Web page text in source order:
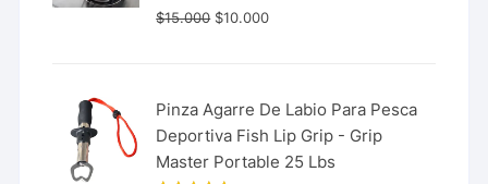
$15.000 $10.000
Pinza Agarre De Labio Para Pesca
Deportiva Fish Lip Grip - Grip
Master Portable 25 Lbs